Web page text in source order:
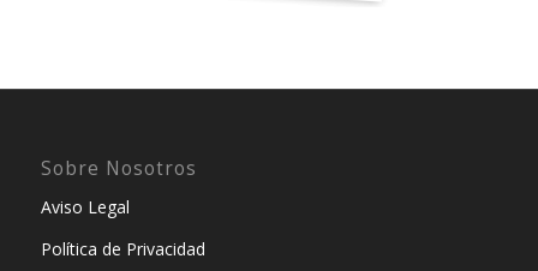
Sobre Nosotros
Aviso Legal
Política de Privacidad